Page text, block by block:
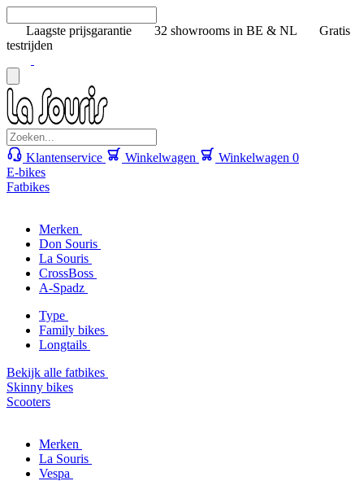
Laagste prijsgarantie 32 showrooms in BE & NL
Gratis
testrijden
Klantenservice Winkelwagen Winkelwagen 0
E-bikes
Fatbikes
Merken
Don Souris
La Souris
CrossBoss
A-Spadz
Type
Family bikes
Longtails
Bekijk alle fatbikes
Skinny bikes
Scooters
Merken
La Souris
Vespa